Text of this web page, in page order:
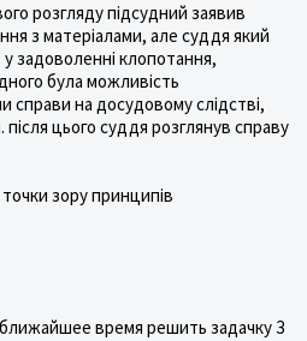
розгляду підсудний заявив
з матеріалами, але суддя який
задоволенні клопотання,
була можливість
справи на досудовому слідстві,
цього суддя розглянув справу
точки зору принципів
время решить задачку З